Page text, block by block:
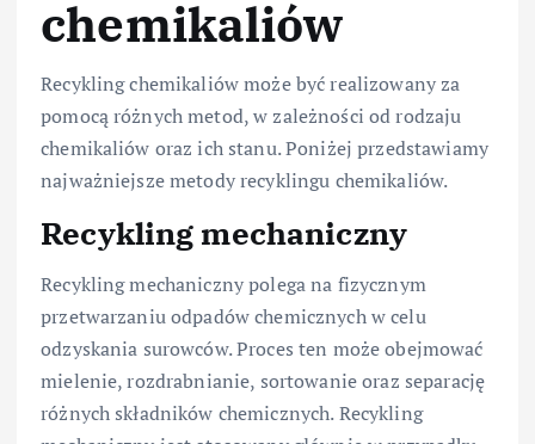
chemikaliów
Recykling chemikaliów może być realizowany za
pomocą różnych metod, w zależności od rodzaju
chemikaliów oraz ich stanu. Poniżej przedstawiamy
najważniejsze metody recyklingu chemikaliów.
Recykling mechaniczny
Recykling mechaniczny polega na fizycznym
przetwarzaniu odpadów chemicznych w celu
odzyskania surowców. Proces ten może obejmować
mielenie, rozdrabnianie, sortowanie oraz separację
różnych składników chemicznych. Recykling